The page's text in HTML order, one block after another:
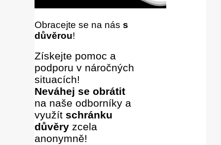
Obracejte se na nás s
důvěrou!
Získejte pomoc a
podporu v náročných
situacích!
Neváhej se obrátit
na naše odborníky a
využít schránku
důvěry zcela
anonymně!